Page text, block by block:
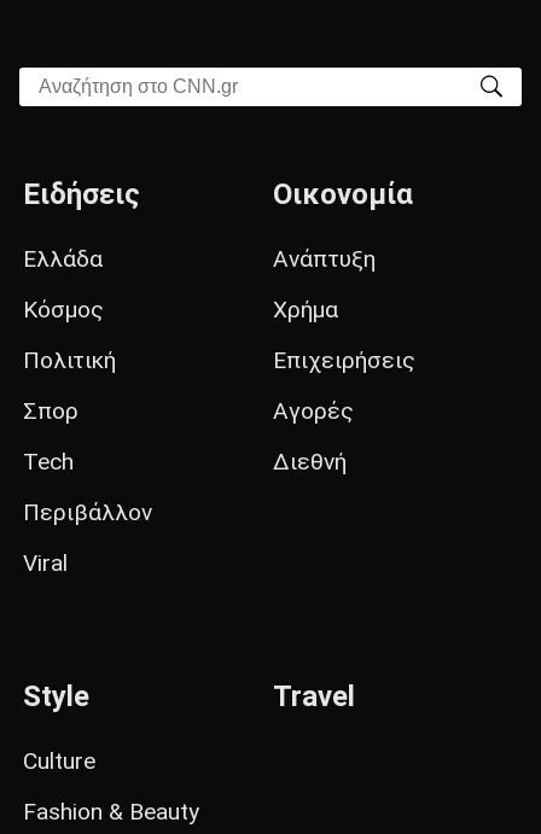
Αναζήτηση στο CNN.gr
Ειδήσεις
Ελλάδα
Κόσμος
Πολιτική
Σπορ
Tech
Περιβάλλον
Viral
Οικονομία
Ανάπτυξη
Χρήμα
Επιχειρήσεις
Αγορές
Διεθνή
Style
Culture
Fashion & Beauty
Travel